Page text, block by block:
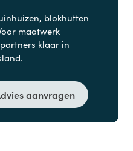
blokhutten
maatwerk
klaar in
aanvragen